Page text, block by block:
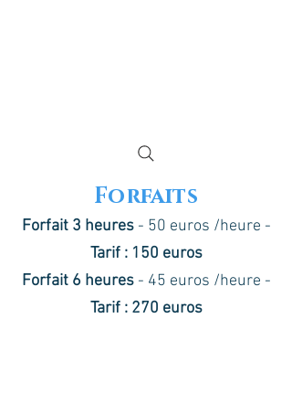
Forfaits
Forfait 3 heures- 50 euros /heure -
Tarif : 150 euros
Forfait 6 heures- 45 euros /heure -
Tarif : 270 euros